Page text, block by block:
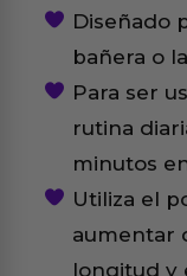
Diseñado
bañera o
Para ser
rutina
minutos
Utiliza el
aumentar
longitud y